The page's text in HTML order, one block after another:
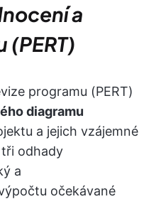
a
(PERT)
programu (PERT)
diagramu
a jejich vzájemné
tři odhady
a
očekávané